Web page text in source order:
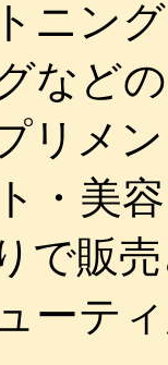
ニン
など
リメ
・美
で販
ーテ